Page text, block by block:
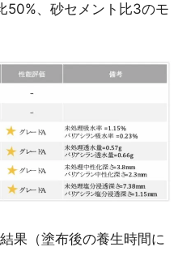
50%、砂セメント比3のモ
果（塗布後の養生時間に